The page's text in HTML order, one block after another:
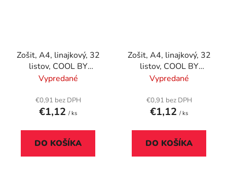
Zošit, A4, linajkový, 32
listov, COOL BY
VICTORIA, "Country
Vypredané
€0,91 bez DPH
€1,12 / ks
DO KOŠÍKA
Zošit, A4, linajkový, 32
listov, COOL BY
VICTORIA, "Little
Vypredané
€0,91 bez DPH
€1,12 / ks
DO KOŠÍKA